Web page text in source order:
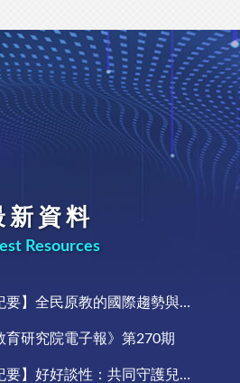
新資料
Resources
要】全民原教的國際趨勢與發展
育研究院電子報》第270期
好好談性：共同守護兒少的性與生殖健康